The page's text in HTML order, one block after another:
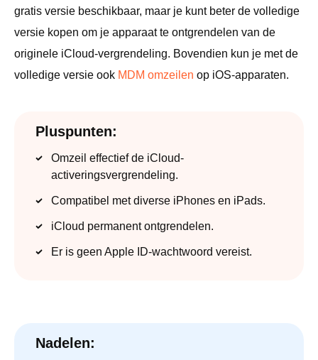
gratis versie beschikbaar, maar je kunt beter de volledige
versie kopen om je apparaat te ontgrendelen van de
originele iCloud-vergrendeling. Bovendien kun je met de
volledige versie ook MDM omzeilen op iOS-apparaten.
Pluspunten:
Omzeil effectief de iCloud-
activeringsvergrendeling.
Compatibel met diverse iPhones en iPads.
iCloud permanent ontgrendelen.
Er is geen Apple ID-wachtwoord vereist.
Nadelen: